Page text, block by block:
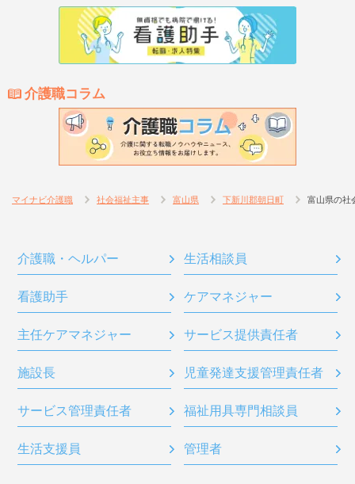
介護職コラム
マイナビ介護職 社会福祉主事 富山県 下新川郡朝日町 富山県の社
介護職・ヘルパー 生活相談員
看護助手 ケアマネジャー
主任ケアマネジャー サービス提供責任者
施設長 児童発達支援管理責任者
サービス管理責任者 福祉用具専門相談員
生活支援員 管理者